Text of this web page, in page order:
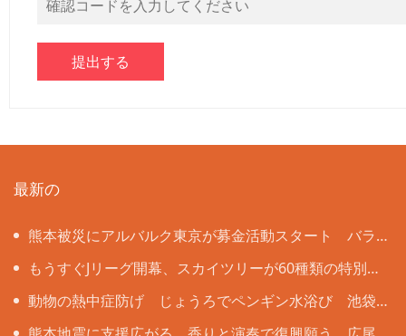
最新の
熊本被災にアルバルク東京が募金活動スタート バラ
ンスキー「無関心ではいられない」
もうすぐJリーグ開幕、スカイツリーが60種類の特別ラ
イティング 全クラブのイメージカラーで彩る
動物の熱中症防げ じょうろでペンギン水浴び 池袋